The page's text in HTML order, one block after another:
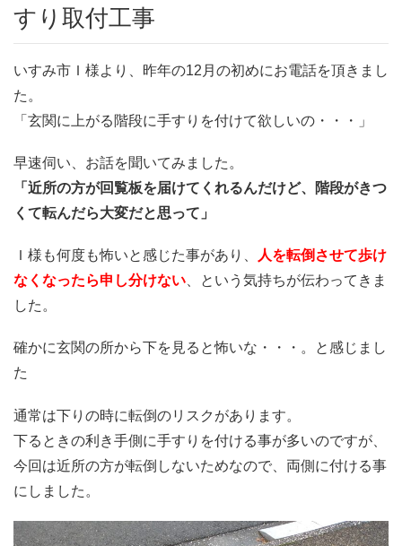
すり取付工事
いすみ市Ｉ様より、昨年の12月の初めにお電話を頂きまし
た。
「玄関に上がる階段に手すりを付けて欲しいの・・・」
早速伺い、お話を聞いてみました。
「近所の方が回覧板を届けてくれるんだけど、階段がきつ
くて転んだら大変だと思って」
Ｉ様も何度も怖いと感じた事があり、
人を転倒させて歩け
なくなったら申し分けない 、という気持ちが伝わってきま
した。
確かに玄関の所から下を見ると怖いな・・・。と感じまし
た
通常は下りの時に転倒のリスクがあります。
下るときの利き手側に手すりを付ける事が多いのですが、
今回は近所の方が転倒しないためなので、両側に付ける事
にしました。